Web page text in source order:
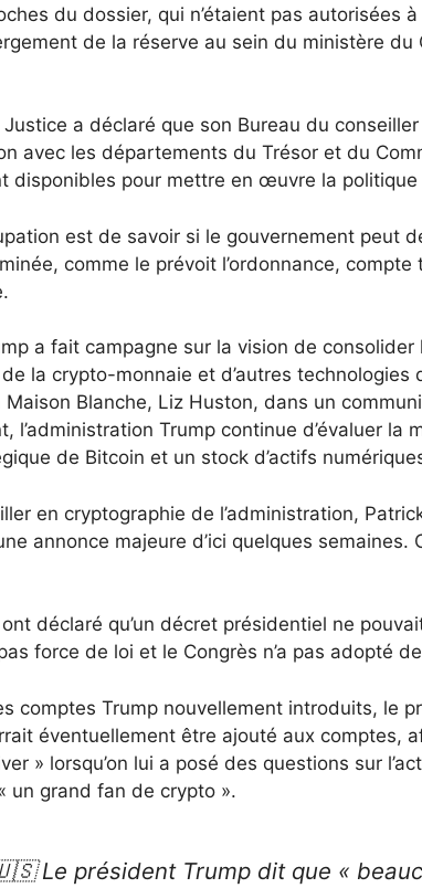
du dossier, qui n’étaient pas autorisées
de la réserve au sein du ministère du
a déclaré que son Bureau du
avec les départements du Trésor et du
disponibles pour mettre en œuvre la
est de savoir si le gouvernement peut
comme le prévoit l’ordonnance,
a fait campagne sur la vision de consolider
la crypto-monnaie et d’autres technologies
Blanche, Liz Huston, dans un
l’administration Trump continue d’évaluer la
de Bitcoin et un stock d’actifs
en cryptographie de l’administration,
annonce majeure d’ici quelques semaines.
déclaré qu’un décret présidentiel ne
pas force de loi et le Congrès n’a pas adopté
comptes Trump nouvellement introduits, le
éventuellement être ajouté aux comptes,
» lorsqu’on lui a posé des questions sur
un grand fan de crypto ».
Le président Trump dit que «